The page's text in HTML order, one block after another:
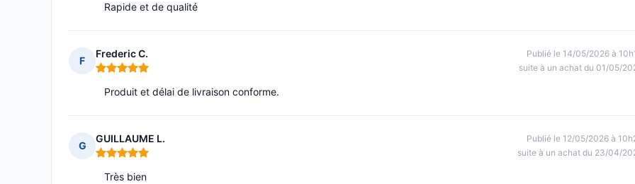
Rapide et de qualité
F
Frederic C.
Note : 5 sur 5
Publié le 14/05/2026 à
suite à un achat du 01/05/
Produit et délai de livraison conforme.
G
GUILLAUME L.
Note : 5 sur 5
Publié le 12/05/2026 à
suite à un achat du 23/04/
Très bien